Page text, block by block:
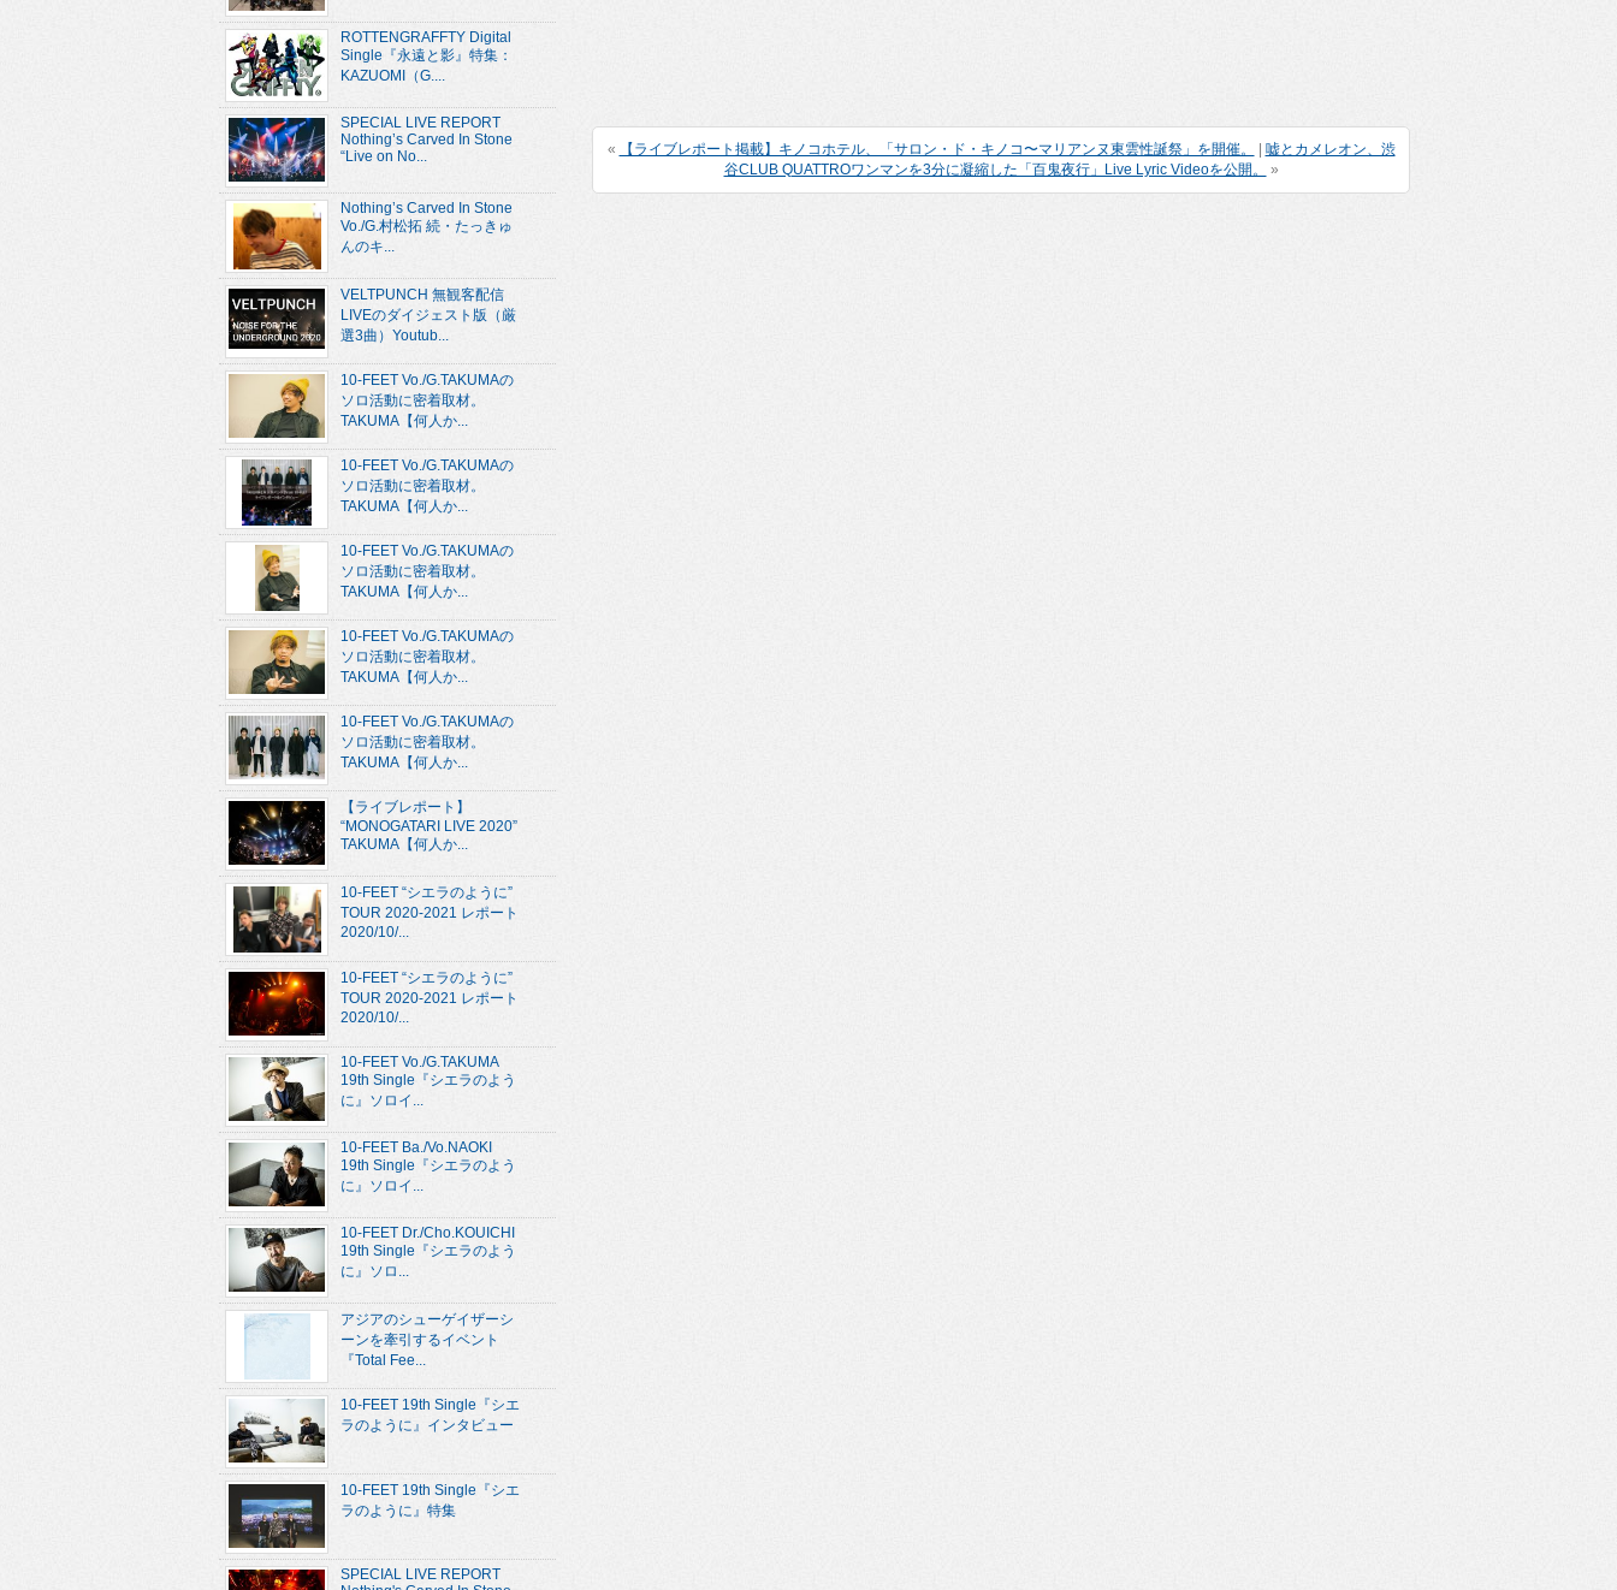
« 【ライブレポート掲載】キノコホテル、「サロン・ド・キノコ〜マリアンヌ東雲性誕祭」を開催。
嘘とカメレオン、渋
谷CLUB QUATTROワンマンを3分に凝縮した「百鬼夜行」Live Lyric Videoを公開。
»
ROTTENGRAFFTY Digital
Single『永遠と影』特集：
KAZUOMI（G....
SPECIAL LIVE REPORT
Nothing’s Carved In Stone
“Live on No...
Nothing’s Carved In Stone
Vo./G.村松拓 続・たっきゅ
んのキ...
VELTPUNCH 無観客配信
LIVEのダイジェスト版（厳
選3曲）Youtub...
10-FEET Vo./G.TAKUMAの
ソロ活動に密着取材。
TAKUMA【何人か...
10-FEET Vo./G.TAKUMAの
ソロ活動に密着取材。
TAKUMA【何人か...
10-FEET Vo./G.TAKUMAの
ソロ活動に密着取材。
TAKUMA【何人か...
10-FEET Vo./G.TAKUMAの
ソロ活動に密着取材。
TAKUMA【何人か...
10-FEET Vo./G.TAKUMAの
ソロ活動に密着取材。
TAKUMA【何人か...
【ライブレポート】
“MONOGATARI LIVE 2020”
TAKUMA【何人か...
10-FEET “シエラのように”
TOUR 2020-2021 レポート
2020/10/...
10-FEET “シエラのように”
TOUR 2020-2021 レポート
2020/10/...
10-FEET Vo./G.TAKUMA
19th Single『シエラのよう
に』ソロイ...
10-FEET Ba./Vo.NAOKI
19th Single『シエラのよう
に』ソロイ...
10-FEET Dr./Cho.KOUICHI
19th Single『シエラのよう
に』ソロ...
アジアのシューゲイザーシ
ーンを牽引するイベント
『Total Fee...
10-FEET 19th Single『シエ
ラのように』インタビュー
10-FEET 19th Single『シエ
ラのように』特集
SPECIAL LIVE REPORT